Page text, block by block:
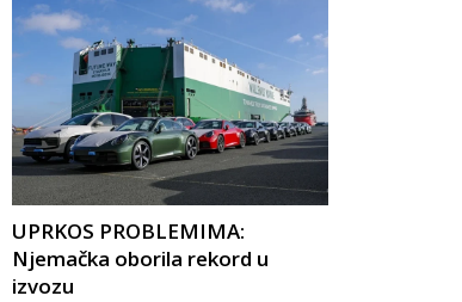
UPRKOS PROBLEMIMA:
Njemačka oborila rekord u
izvozu